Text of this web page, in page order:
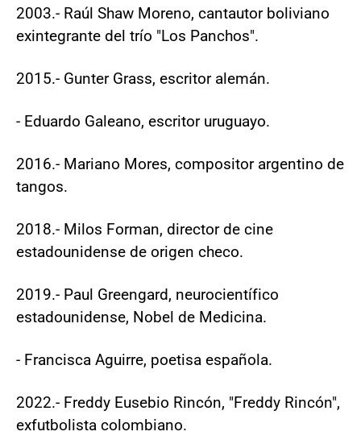
2003.- Raúl Shaw Moreno, cantautor boliviano
exintegrante del trío "Los Panchos".
2015.- Gunter Grass, escritor alemán.
- Eduardo Galeano, escritor uruguayo.
2016.- Mariano Mores, compositor argentino de
tangos.
2018.- Milos Forman, director de cine
estadounidense de origen checo.
2019.- Paul Greengard, neurocientífico
estadounidense, Nobel de Medicina.
- Francisca Aguirre, poetisa española.
2022.- Freddy Eusebio Rincón, "Freddy Rincón",
exfutbolista colombiano.